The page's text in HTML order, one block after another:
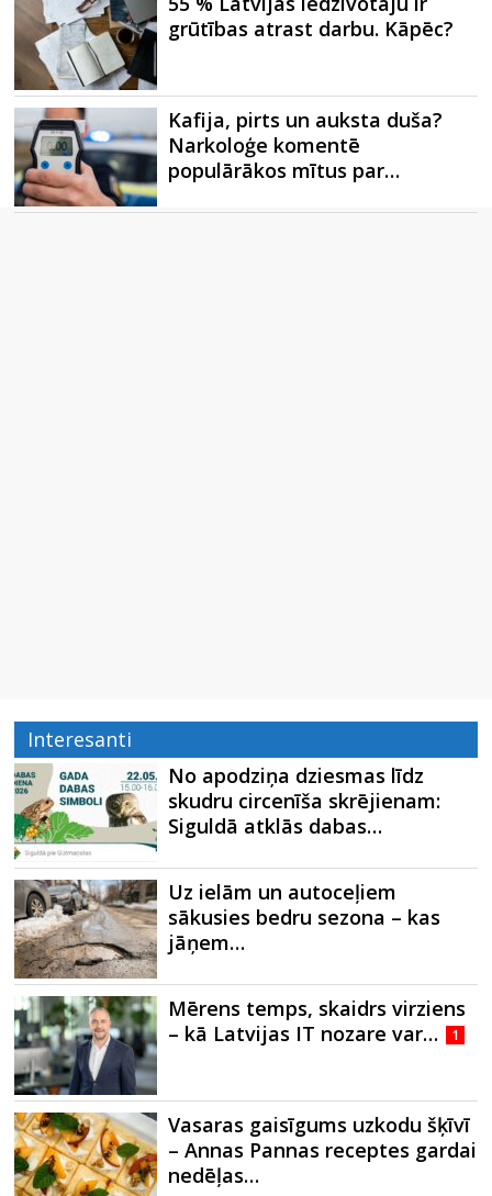
grūtības atrast darbu. Kāpēc?
Kafija, pirts un auksta duša?
Narkoloģe komentē
populārākos mītus par…
Interesanti
No apodziņa dziesmas līdz
skudru circenīša skrējienam:
Siguldā atklās dabas…
Uz ielām un autoceļiem
sākusies bedru sezona – kas
jāņem…
Mērens temps, skaidrs virziens
– kā Latvijas IT nozare var…
1
Vasaras gaisīgums uzkodu šķīvī
– Annas Pannas receptes gardai
nedēļas…